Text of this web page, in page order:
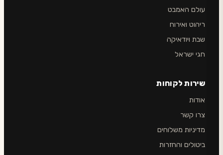
עולם האמבט
ריהוט ואירוח
שבת ויודאיקה
חגי ישראל
שירות לקוחות
אודות
צרו קשר
מדיניות משלוחים
ביטולים והחזרות